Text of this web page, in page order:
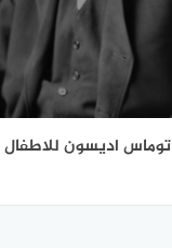
اديسون للاطفال